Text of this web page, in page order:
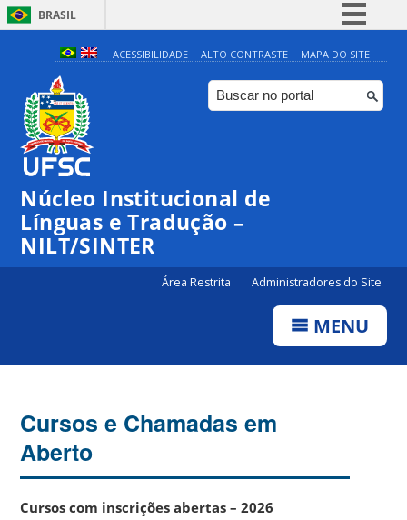
BRASIL
Simplifique!
Comunica BR
Participe
Canais
ACESSIBILIDADE ALTO CONTRASTE MAPA DO SITE
Núcleo Institucional de
Línguas e Tradução –
NILT/SINTER
Área Restrita Administradores do Site
MENU
Cursos e Chamadas em
Aberto
Cursos com inscrições abertas– 2026